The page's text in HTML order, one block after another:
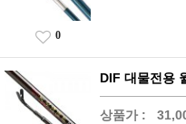
0
DIF 대물전용
상품가 :